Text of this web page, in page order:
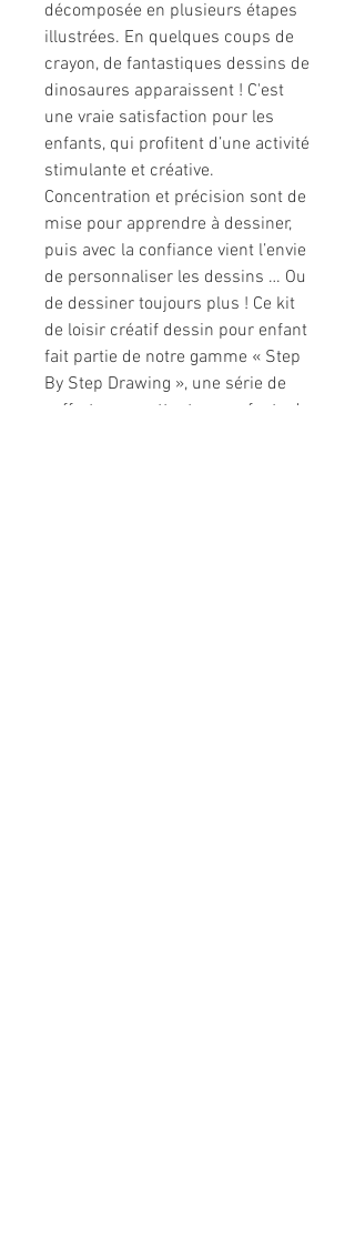
décomposée en plusieurs étapes
illustrées. En quelques coups de
crayon, de fantastiques dessins de
dinosaures apparaissent ! C'est
une vraie satisfaction pour les
enfants, qui profitent d’une activité
stimulante et créative.
Concentration et précision sont de
mise pour apprendre à dessiner,
puis avec la confiance vient l’envie
de personnaliser les dessins … Ou
de dessiner toujours plus ! Ce kit
de loisir créatif dessin pour enfant
fait partie de notre gamme « Step
By Step Drawing », une série de
coffrets permettant aux enfants de